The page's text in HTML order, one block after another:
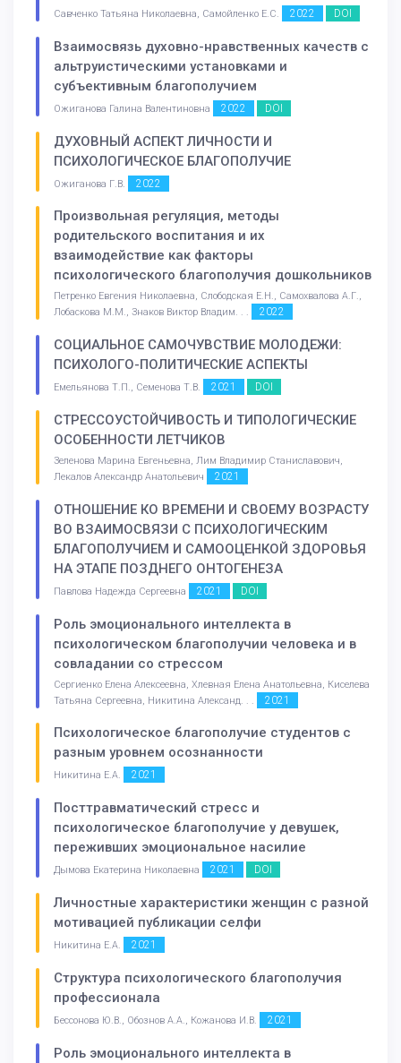
Савченко Татьяна Николаевна, Самойленко Е.С. 2022 DOI
Взаимосвязь духовно-нравственных качеств с
альтруистическими установками и
субъективным благополучием
Ожиганова Галина Валентиновна 2022 DOI
ДУХОВНЫЙ АСПЕКТ ЛИЧНОСТИ И
ПСИХОЛОГИЧЕСКОЕ БЛАГОПОЛУЧИЕ
Ожиганова Г.В. 2022
Произвольная регуляция, методы
родительского воспитания и их
взаимодействие как факторы
психологического благополучия дошкольников
Петренко Евгения Николаевна, Слободская Е.Н., Самохвалова А.Г.,
Лобаскова М.М., Знаков Виктор Владим. . .
2022
СОЦИАЛЬНОЕ САМОЧУВСТВИЕ МОЛОДЕЖИ:
ПСИХОЛОГО-ПОЛИТИЧЕСКИЕ АСПЕКТЫ
Емельянова Т.П., Семенова Т.В. 2021 DOI
СТРЕССОУСТОЙЧИВОСТЬ И ТИПОЛОГИЧЕСКИЕ
ОСОБЕННОСТИ ЛЕТЧИКОВ
Зеленова Марина Евгеньевна, Лим Владимир Станиславович,
Лекалов Александр Анатольевич
2021
ОТНОШЕНИЕ КО ВРЕМЕНИ И СВОЕМУ ВОЗРАСТУ
ВО ВЗАИМОСВЯЗИ С ПСИХОЛОГИЧЕСКИМ
БЛАГОПОЛУЧИЕМ И САМООЦЕНКОЙ ЗДОРОВЬЯ
НА ЭТАПЕ ПОЗДНЕГО ОНТОГЕНЕЗА
Павлова Надежда Сергеевна 2021 DOI
Роль эмоционального интеллекта в
психологическом благополучии человека и в
совладании со стрессом
Сергиенко Елена Алексеевна, Хлевная Елена Анатольевна, Киселева
Татьяна Сергеевна, Никитина Александ. . .
2021
Психологическое благополучие студентов с
разным уровнем осознанности
Никитина Е.А. 2021
Посттравматический стресс и
психологическое благополучие у девушек,
переживших эмоциональное насилие
Дымова Екатерина Николаевна 2021 DOI
Личностные характеристики женщин с разной
мотивацией публикации селфи
Никитина Е.А. 2021
Структура психологического благополучия
профессионала
Бессонова Ю.В., Обознов А.А., Кожанова И.В. 2021
Роль эмоционального интеллекта в